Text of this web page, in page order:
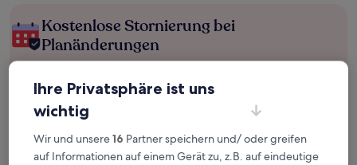
Kostenlose Stornierung bei
Planänderungen
Verdiene Prämien für jede
wahrgenommene Übernachtung
Mehr sparen mit Preisen für Mitglieder
Ihre Privatsphäre ist uns
wichtig
Wir und unsere16 Partner speichern und/ oder greifen
auf Informationen auf einem Gerät zu, z.B. auf eindeutige